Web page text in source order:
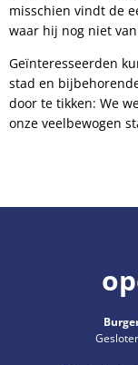
misschien vindt de
waar hij nog niet
Geïnteresseerden
stad en
door te tikken: We
onze veelbewogen
Klik om